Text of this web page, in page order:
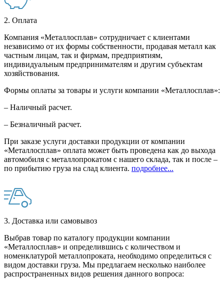
2. Оплата
Компания «Металлосплав» сотрудничает с клиентами
независимо от их формы собственности, продавая металл как
частным лицам, так и фирмам, предприятиям,
индивидуальным предпринимателям и другим субъектам
хозяйствования.
Формы оплаты за товары и услуги компании «Металлосплав»:
– Наличный расчет.
– Безналичный расчет.
При заказе услуги доставки продукции от компании
«Металлосплав» оплата может быть проведена как до выхода
автомобиля с металлопрокатом с нашего склада, так и после –
по прибытию груза на слад клиента. подробнее...
3. Доставка или самовывоз
Выбрав товар по каталогу продукции компании
«Металлосплав» и определившись с количеством и
номенклатурой металлопроката, необходимо определиться с
видом доставки груза. Мы предлагаем несколько наиболее
распространенных видов решения данного вопроса: